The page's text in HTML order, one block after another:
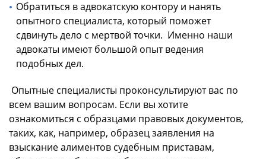
Обратиться в адвокатскую контору и нанять
опытного специалиста, который поможет
сдвинуть дело с мертвой точки. Именно наши
адвокаты имеют большой опыт ведения
подобных дел.
Опытные специалисты проконсультируют вас по
всем вашим вопросам. Если вы хотите
ознакомиться с образцами правовых документов,
таких, как, например, образец заявления на
взыскание алиментов судебным приставам,